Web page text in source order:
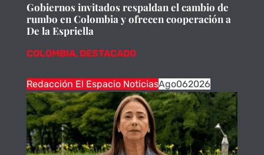
Gobiernos invitados respaldan el cambio de
rumbo en Colombia y ofrecen cooperación a
De la Espriella
COLOMBIA, DESTACADO
Redacción El Espacio NoticiasAgo062026